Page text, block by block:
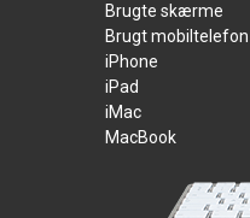
Brugte skærme
Brugt mobiltelefon
iPhone
iPad
iMac
MacBook